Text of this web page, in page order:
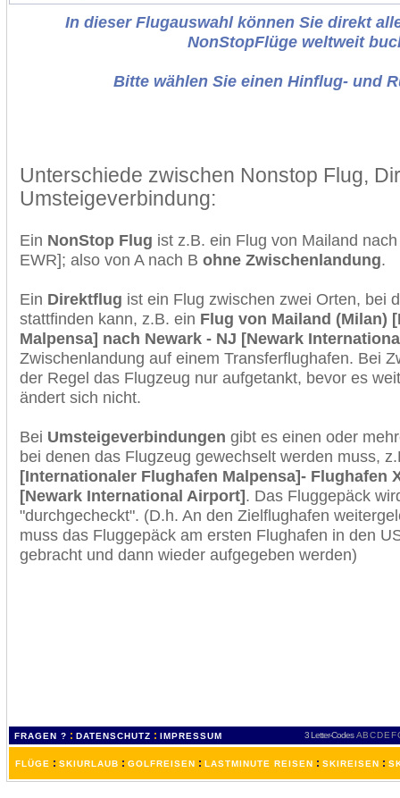
In dieser Flugauswahl können Sie direkt
NonStopFlüge weltweit
Bitte wählen Sie einen Hinflug- und
Unterschiede zwischen Nonstop Flug,
Umsteigeverbindung:
Ein NonStop Flug ist z.B. ein Flug von Mailand
EWR]; also von A nach B ohne Zwischenlandung.
Ein Direktflug ist ein Flug zwischen zwei Orten, bei
stattfinden kann, z.B. ein Flug von Mailand (Milan)
Malpensa] nach Newark - NJ [Newark
Zwischenlandung auf einem Transferflughafen. Bei
der Regel das Flugzeug nur aufgetankt, bevor es
ändert sich nicht.
Bei Umsteigeverbindungen gibt es einen oder
bei denen das Flugzeug gewechselt werden muss,
[Internationaler Flughafen Malpensa]- Flughafen
[Newark International Airport]. Das Fluggepäck
"durchgecheckt". (D.h. An den Zielflughafen
muss das Fluggepäck am ersten Flughafen in den
gebracht und dann wieder aufgegeben werden)
FRAGEN ? : DATENSCHUTZ : IMPRESSUM 3 Letter-Codes ABCDEF
FLÜGE : SKIURLAUB : GOLFREISEN : LASTMINUTE REISEN : SKIREISEN :